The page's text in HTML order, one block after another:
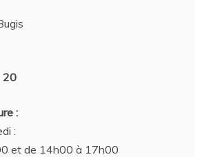
20
:
:
et de 14h00 à 17h00